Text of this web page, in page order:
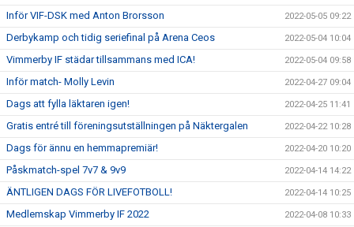
Inför VIF-DSK med Anton Brorsson 2022-05-05 09:22
Derbykamp och tidig seriefinal på Arena Ceos 2022-05-04 10:04
Vimmerby IF städar tillsammans med ICA! 2022-05-04 09:58
Inför match- Molly Levin 2022-04-27 09:04
Dags att fylla läktaren igen! 2022-04-25 11:41
Gratis entré till föreningsutställningen på Näktergalen 2022-04-22 10:28
Dags för ännu en hemmapremiär! 2022-04-20 10:20
Påskmatch-spel 7v7 & 9v9 2022-04-14 14:22
ÄNTLIGEN DAGS FÖR LIVEFOTBOLL! 2022-04-14 10:25
Medlemskap Vimmerby IF 2022 2022-04-08 10:33